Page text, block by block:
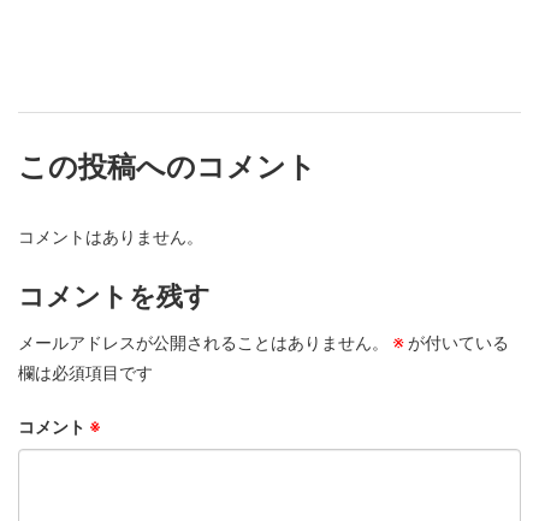
この投稿へのコメント
コメントはありません。
コメントを残す
メールアドレスが公開されることはありません。 ※が付いている
欄は必須項目です
コメント ※